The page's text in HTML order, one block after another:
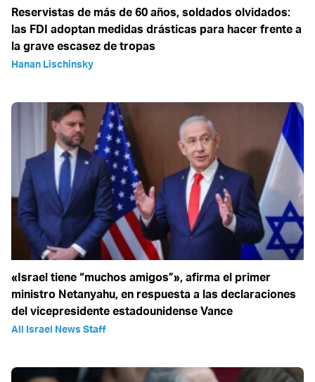
Reservistas de más de 60 años, soldados olvidados:
las FDI adoptan medidas drásticas para hacer frente a
la grave escasez de tropas
Hanan Lischinsky
«Israel tiene “muchos amigos”», afirma el primer
ministro Netanyahu, en respuesta a las declaraciones
del vicepresidente estadounidense Vance
All Israel News Staff